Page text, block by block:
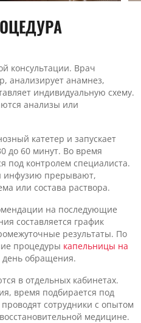
консультации. Врач
анализирует анамнез,
индивидуальную схему.
анализы или
катетер и запускает
до 60 минут. Во время
под контролем специалиста.
инфузию прерывают,
или состава раствора.
на последующие
составляется график
результаты. По
процедуры капельницы на
день обращения.
в отдельных кабинетах.
время подбирается под
сотрудники с опытом
медицине.